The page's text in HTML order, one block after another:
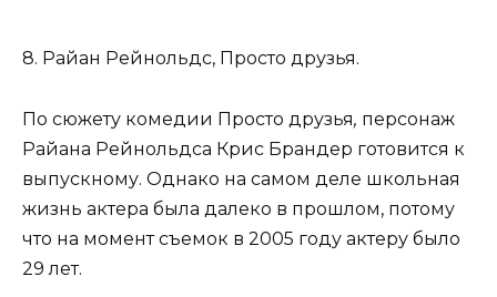
8. Райан Рейнольдс, Просто друзья.
По сюжету комедии Просто друзья, персонаж
Райана Рейнольдса Крис Брандер готовится к
выпускному. Однако на самом деле школьная
жизнь актера была далеко в прошлом, потому
что на момент съемок в 2005 году актеру было
29 лет.